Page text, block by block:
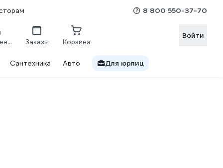
8 800 550-37-70
Сравнение Заказы Корзина
Войти
Сантехника Авто Для юрлиц